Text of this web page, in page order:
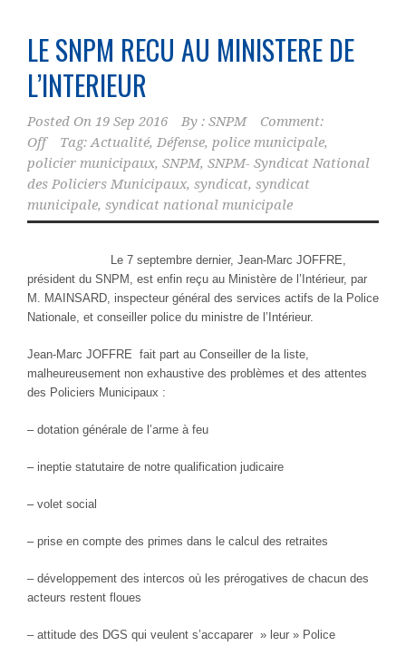
LE SNPM RECU AU MINISTERE DE
L’INTERIEUR
Posted On 19 Sep 2016 By : SNPM
Comment:
Off
Tag:Actualité, Défense, police municipale,
policier municipaux, SNPM, SNPM- Syndicat National
des Policiers Municipaux, syndicat, syndicat
municipale, syndicat national municipale
Le 7 septembre dernier, Jean-Marc JOFFRE,
président du SNPM, est enfin reçu au Ministère de l’Intérieur, par
M. MAINSARD, inspecteur général des services actifs de la Police
Nationale, et conseiller police du ministre de l’Intérieur.
Jean-Marc JOFFRE fait part au Conseiller de la liste,
malheureusement non exhaustive des problèmes et des attentes
des Policiers Municipaux :
– dotation générale de l’arme à feu
– ineptie statutaire de notre qualification judicaire
– volet social
– prise en compte des primes dans le calcul des retraites
– développement des intercos où les prérogatives de chacun des
acteurs restent floues
– attitude des DGS qui veulent s’accaparer » leur » Police